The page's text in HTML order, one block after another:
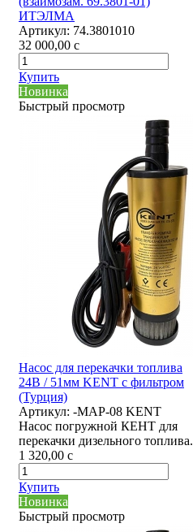
ИТЭЛМА
Артикул: 74.3801010
32 000,00 c
Купить
Новинка
Быстрый просмотр
Насос для перекачки топлива
24В / 51мм KENT с фильтром
(Турция)
Артикул: -MAP-08 KENT
Насос погружной КЕНТ для
перекачки дизельного топлива.
1 320,00 c
Купить
Новинка
Быстрый просмотр